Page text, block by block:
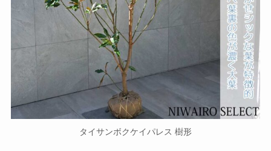
タイサンボクケイパレス 樹形